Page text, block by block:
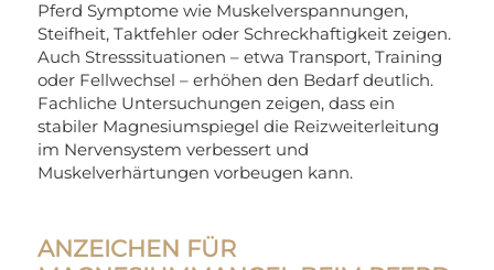
Pferd Symptome wie Muskelverspannungen,
Steifheit, Taktfehler oder Schreckhaftigkeit zeigen.
Auch Stresssituationen – etwa Transport, Training
oder Fellwechsel – erhöhen den Bedarf deutlich.
Fachliche Untersuchungen zeigen, dass ein
stabiler Magnesiumspiegel die Reizweiterleitung
im Nervensystem verbessert und
Muskelverhärtungen vorbeugen kann.
ANZEICHEN FÜR